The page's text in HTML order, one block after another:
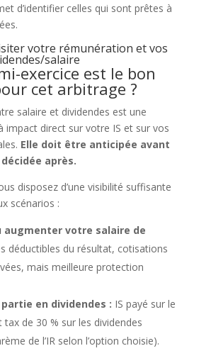
d’identifier celles qui sont prêtes à
votre rémunération et vos
salaire
exercice est le bon
cet arbitrage ?
salaire et dividendes est une
impact direct sur votre IS et sur vos
Elle doit être anticipée avant
après.
disposez d’une visibilité suffisante
scénarios :
augmenter votre salaire de
déductibles du résultat, cotisations
mais meilleure protection
en dividendes : IS payé sur le
de 30 % sur les dividendes
de l’IR selon l’option choisie).